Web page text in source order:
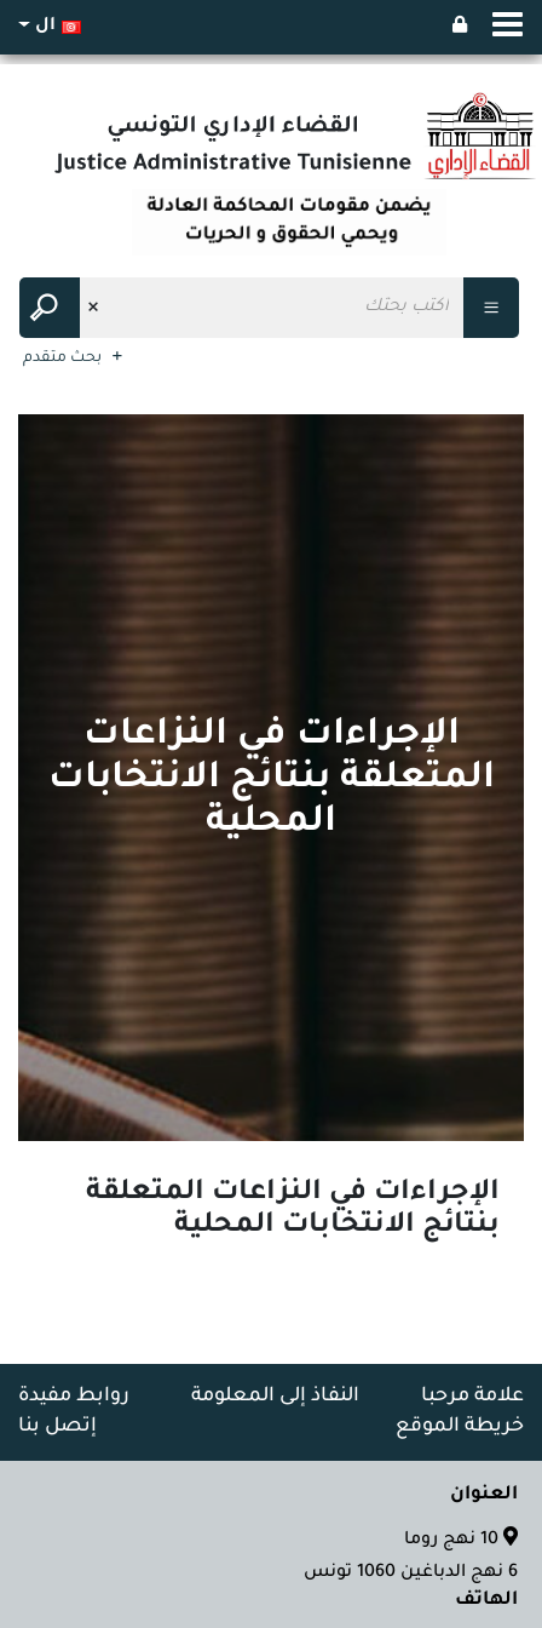
ال
بحث متقدم
الإجراءات في النزاعات
المتعلقة بنتائج الانتخابات
المحلية
الإجراءات في النزاعات المتعلقة
بنتائج الانتخابات المحلية
علامة مرحبا النفاذ إلى المعلومة
روابط مفيدة
خريطة الموقع
إتصل بنا
العنوان
6 نهج الدباغين 1060 تونس
الهاتف